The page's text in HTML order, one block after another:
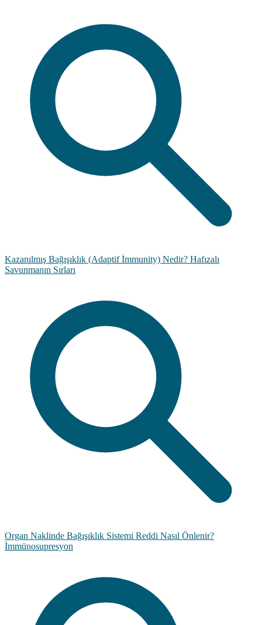
Kazanılmış Bağışıklık (Adaptif İmmunity) Nedir? Hafızalı
Savunmanın Sırları
Organ Naklinde Bağışıklık Sistemi Reddi Nasıl Önlenir?
İmmünosupresyon